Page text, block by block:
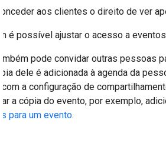
Conceder aos clientes o direito de ver
é possível ajustar o acesso a
pode convidar outras pessoas
dele é adicionada à agenda da
com a configuração de
a cópia do evento, por exemplo,
para um evento.